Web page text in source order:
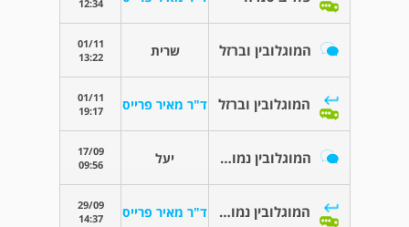
12:34
המוגלובין וברזל שרית
01/11
13:22
המוגלובין וברזל ד"ר מאיר פרייס
01/11
19:17
המוגלובין נמוך וברזל תקין בהריון יעל
17/09
09:56
המוגלובין נמוך וברזל תקין בהריון ד"ר מאיר פרייס
29/09
14:37